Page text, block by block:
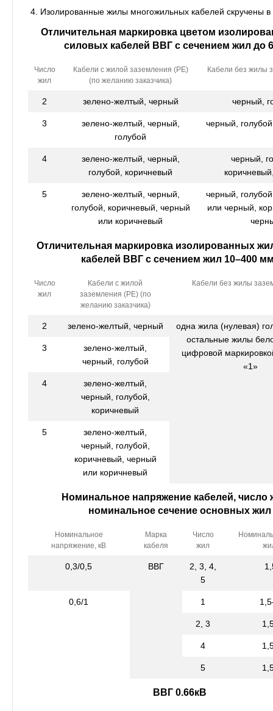
Изолированные жилы многожильных кабелей скручены в
Отличительная маркировка цветом
силовых кабелей ВВГ с сечением жил до
Число
жил
Кабели с жилой заземления (РЕ)
(по желанию заказчика)
Кабели без жилы
2 зелено-желтый, черный черный,
3
зелено-желтый, черный,
голубой
черный,
4
зелено-желтый, черный,
голубой, коричневый
черный,
5
зелено-желтый, черный,
голубой, коричневый, черный
или коричневый
черный,
или черный,
Отличительная маркировка изолированных
кабелей ВВГ с сечением жил 10–400
Число
жил
Кабели с жилой
заземления (РЕ) (по
желанию заказчика)
Кабели без жилы
2 зелено-желтый, черный
одна жила (нулевая)
остальные жилы
цифровой
«1»
3
зелено-желтый,
черный, голубой
4
зелено-желтый,
черный, голубой,
коричневый
5
зелено-желтый,
черный, голубой,
коричневый, черный
или коричневый
Номинальное напряжение кабелей, число
номинальное сечение основных жил
Номинальное
напряжение, кВ
Марка
кабеля
Число
жил
0,3/0,5 ВВГ
2, 3, 4,
5
0,6/1 1
2, 3
4
5
ВВГ 0.66кВ